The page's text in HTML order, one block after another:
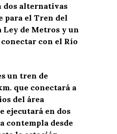
dos alternativas
para el Tren del
Ley de Metros y un
con el Río
un tren de
que conectará a
del área
ejecutará en dos
contempla desde